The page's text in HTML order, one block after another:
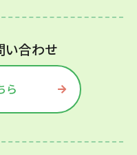
い合わせ
ら